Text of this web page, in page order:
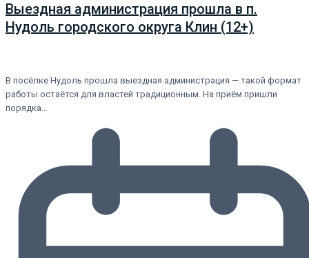
Выездная администрация прошла в п.
Нудоль городского округа Клин (12+)
В посёлке Нудоль прошла выездная администрация — такой формат
работы остаётся для властей традиционным. На приём пришли
порядка…